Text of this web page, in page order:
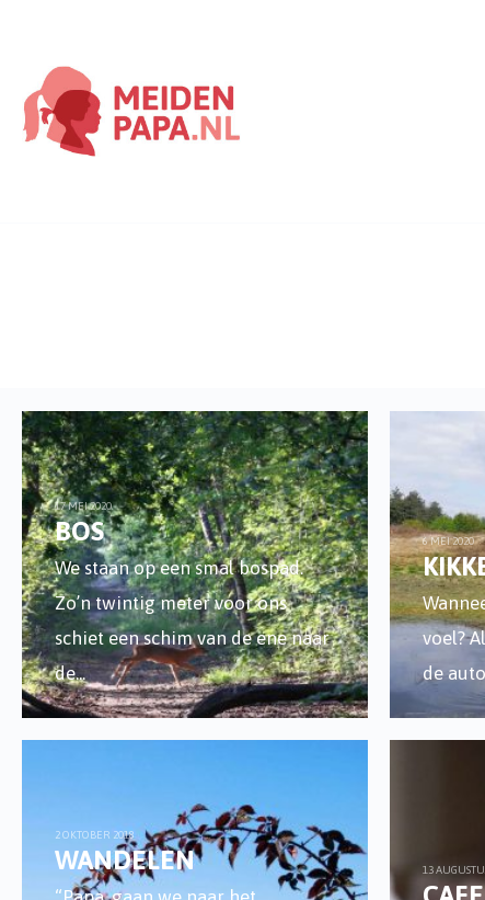
17 MEI 2020
BOS
We staan op een smal bospad.
Zo’n twintig meter voor ons
schiet een schim van de ene naar
de...
6 MEI 2020
voel?
de
2 OKTOBER 2018
WANDELEN 13